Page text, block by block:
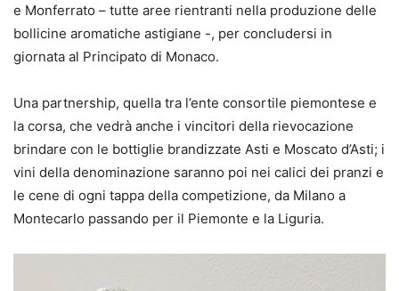
e Monferrato – tutte aree rientranti nella produzione delle
bollicine aromatiche astigiane -, per concludersi in
giornata al Principato di Monaco.
Una partnership, quella tra l’ente consortile piemontese e
la corsa, che vedrà anche i vincitori della rievocazione
brindare con le bottiglie brandizzate Asti e Moscato d’Asti; i
vini della denominazione saranno poi nei calici dei pranzi e
le cene di ogni tappa della competizione, da Milano a
Montecarlo passando per il Piemonte e la Liguria.